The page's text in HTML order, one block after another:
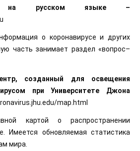
на русском языке –
о коронавирусе и других
часть занимает раздел «вопрос–
созданный для освещения
при Университете Джона
map.html
картой о распространении
Имеется обновляемая статистика
мира.